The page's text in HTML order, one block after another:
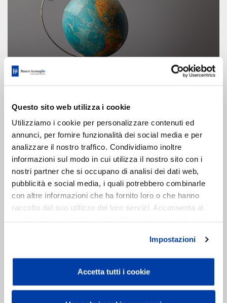
Questo sito web utilizza i cookie
Utilizziamo i cookie per personalizzare contenuti ed
annunci, per fornire funzionalità dei social media e per
analizzare il nostro traffico. Condividiamo inoltre
informazioni sul modo in cui utilizza il nostro sito con i
nostri partner che si occupano di analisi dei dati web,
pubblicità e social media, i quali potrebbero combinarle
con altre informazioni che ha fornito loro o che hanno
raccolto dal suo utilizzo dei loro servizi. Acconsenta ai
Impostazioni
Accetta tutti i cookie
Protezione per venditori e acquirenti